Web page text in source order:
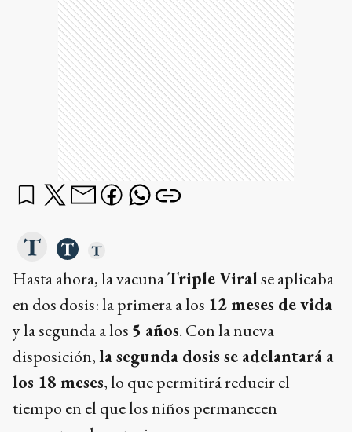
Hasta ahora, la vacunaTriple Viralse aplicaba
en dos dosis: la primera a los 12 meses de vida
y la segunda a los 5 años. Con la nueva
disposición,la segunda dosis se adelantará a
los 18 meses, lo que permitirá reducir el
tiempo en el que los niños permanecen